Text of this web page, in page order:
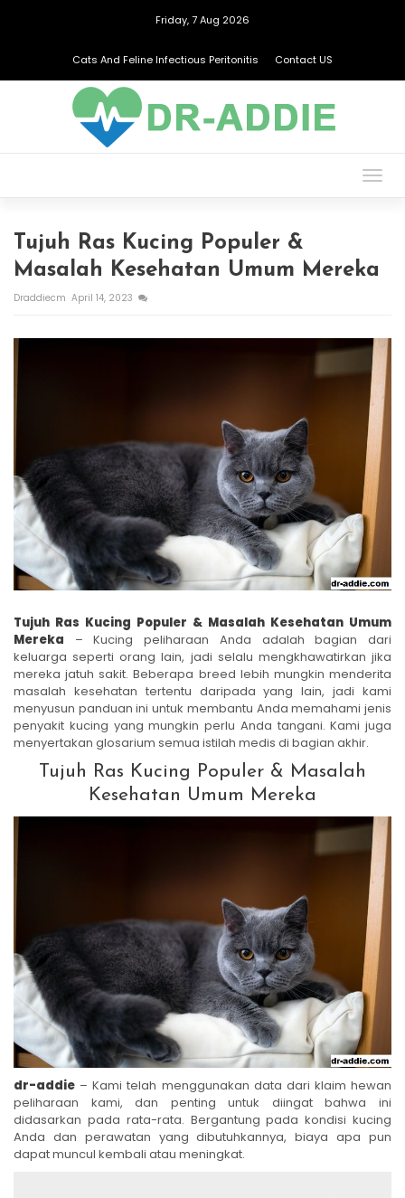
Friday, 7 Aug 2026
Cats And Feline Infectious Peritonitis Contact US
Tujuh Ras Kucing Populer &
Masalah Kesehatan Umum Mereka
Draddiecm April 14, 2023
Tujuh Ras Kucing Populer & Masalah Kesehatan Umum
Mereka – Kucing peliharaan Anda adalah bagian dari
keluarga seperti orang lain, jadi selalu mengkhawatirkan jika
mereka jatuh sakit. Beberapa breed lebih mungkin menderita
masalah kesehatan tertentu daripada yang lain, jadi kami
menyusun panduan ini untuk membantu Anda memahami jenis
penyakit kucing yang mungkin perlu Anda tangani. Kami juga
menyertakan glosarium semua istilah medis di bagian akhir.
Tujuh Ras Kucing Populer & Masalah
Kesehatan Umum Mereka
dr-addie – Kami telah menggunakan data dari klaim hewan
peliharaan kami, dan penting untuk diingat bahwa ini
didasarkan pada rata-rata. Bergantung pada kondisi kucing
Anda dan perawatan yang dibutuhkannya, biaya apa pun
dapat muncul kembali atau meningkat.